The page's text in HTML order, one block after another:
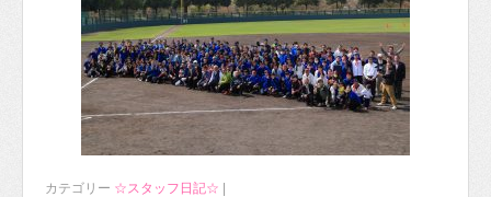
カテゴリー ☆スタッフ日記☆